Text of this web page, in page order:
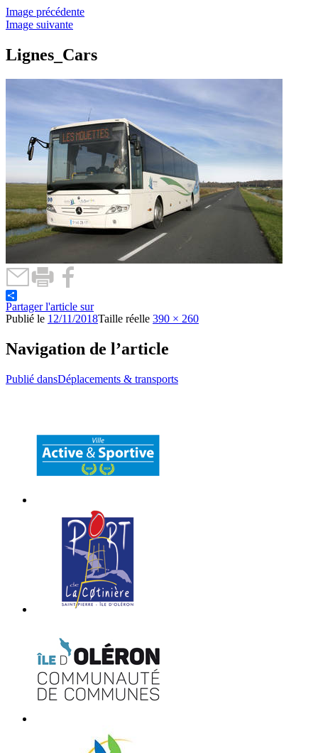
Image précédente
Image suivante
Lignes_Cars
Partager l'article sur
Publié le 12/11/2018Taille réelle 390 × 260
Navigation de l’article
Publié dansDéplacements & transports